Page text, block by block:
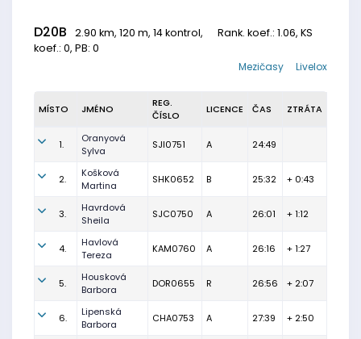
D20B 2.90 km, 120 m, 14 kontrol, Rank. koef.: 1.06, KS
koef.: 0, PB: 0
Livelox
Mezičasy
MÍSTO JMÉNO
REG.
ČÍSLO
LICENCE ČAS ZTRÁTA
1.
Oranyová
Sylva
SJI0751 A 24:49
2.
Košková
Martina
SHK0652 B 25:32 + 0:43
3.
Havrdová
Sheila
SJC0750 A 26:01 + 1:12
4.
Havlová
Tereza
KAM0760 A 26:16 + 1:27
5.
Housková
Barbora
DOR0655 R 26:56 + 2:07
6.
Lipenská
Barbora
CHA0753 A 27:39 + 2:50